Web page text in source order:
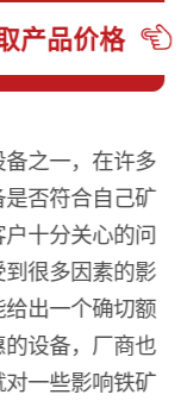
产品价格
之一，在许多
否符合自己矿
十分关心的问
很多因素的影
出一个确切额
设备，厂商也
一些影响铁矿